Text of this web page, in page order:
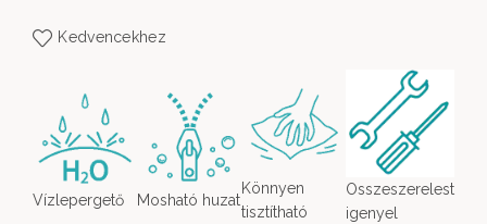
Kedvencekhez
Vízlepergető Mosható huzat
Könnyen
tisztítható
Osszeszerelest
igenyel